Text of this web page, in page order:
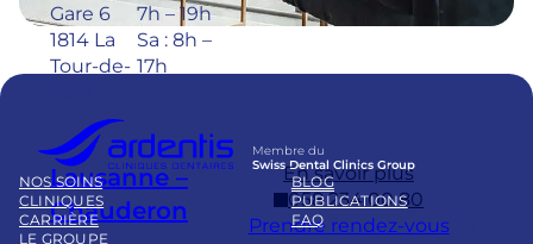
Gare 6
1814 La
Tour-de-
7h – 19h
Sa : 8h –
17h
Lausanne –
Chauderon
En savoir plus
058 234 00 80
Prendre rendez-vous
Membre du
Swiss Dental Clinics Group
NOS SOINS
CLINIQUES
CARRIÈRE
LE GROUPE
BLOG
PUBLICATIONS
FAQ